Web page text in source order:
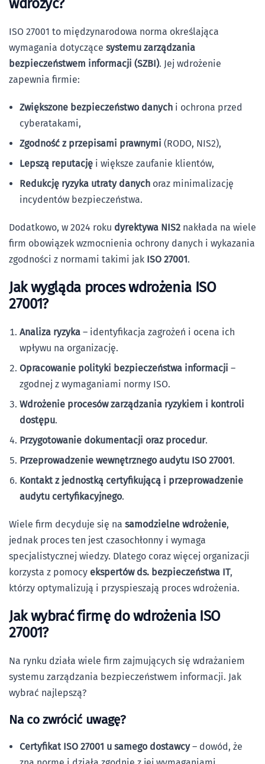
wdrożyć?
ISO 27001 to międzynarodowa norma określająca
wymagania dotyczące systemu zarządzania
bezpieczeństwem informacji (SZBI). Jej wdrożenie
zapewnia firmie:
Zwiększone bezpieczeństwo danych i ochrona przed
cyberatakami,
Zgodność z przepisami prawnymi (RODO, NIS2),
Lepszą reputację i większe zaufanie klientów,
Redukcję ryzyka utraty danych oraz minimalizację
incydentów bezpieczeństwa.
Dodatkowo, w 2024 roku dyrektywa NIS2 nakłada na wiele
firm obowiązek wzmocnienia ochrony danych i wykazania
zgodności z normami takimi jak ISO 27001.
Jak wygląda proces wdrożenia ISO
27001?
Analiza ryzyka – identyfikacja zagrożeń i ocena ich
wpływu na organizację.
Opracowanie polityki bezpieczeństwa informacji –
zgodnej z wymaganiami normy ISO.
Wdrożenie procesów zarządzania ryzykiem i kontroli
dostępu.
Przygotowanie dokumentacji oraz procedur.
Przeprowadzenie wewnętrznego audytu ISO 27001.
Kontakt z jednostką certyfikującą i przeprowadzenie
audytu certyfikacyjnego.
Wiele firm decyduje się na samodzielne wdrożenie,
jednak proces ten jest czasochłonny i wymaga
specjalistycznej wiedzy. Dlatego coraz więcej organizacji
korzysta z pomocy ekspertów ds. bezpieczeństwa IT,
którzy optymalizują i przyspieszają proces wdrożenia.
Jak wybrać firmę do wdrożenia ISO
27001?
Na rynku działa wiele firm zajmujących się wdrażaniem
systemu zarządzania bezpieczeństwem informacji. Jak
wybrać najlepszą?
Na co zwrócić uwagę?
Certyfikat ISO 27001 u samego dostawcy– dowód, że